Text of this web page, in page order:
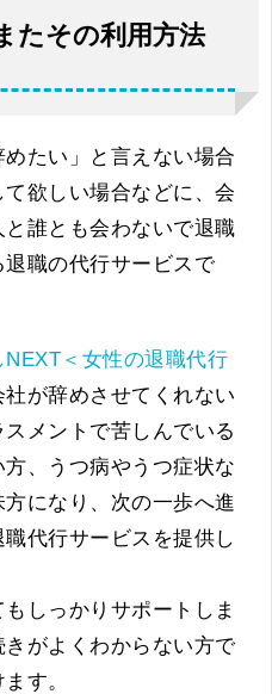
たその利用方法
たい」と言えない場合
欲しい場合などに、会
誰とも会わないで退職
職の代行サービスで
NEXT＜女性の退職代行
が辞めさせてくれない
メントで苦しんでいる
、うつ病やうつ症状な
になり、次の一歩へ進
代行サービスを提供し
しっかりサポートしま
がよくわからない方で
す。